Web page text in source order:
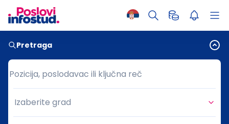
Pretraga
Pozicija, poslodavac ili ključna reč
Pozicija, poslodavac ili ključna reč
Grad
Izaberite grad